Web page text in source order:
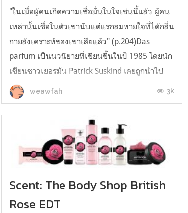
"ในเมื่อผู้คนเกิดความเชื่อมั่นในใจเช่นนี้แล้ว ผู้คน
เหล่านั้นเชื่อในตัวเขานับแต่แรกลมหายใจที่ได้กลิ่น
กายสังเคราะห์ของเขาเสียแล้ว" (p.204)Das
parfum เป็นนวนิยายที่เขียนขึ้นในปี 1985 โดยนัก
เขียนชาวเยอรมัน Patrick Suskind เคยถูกนำไป
สร้างเป็นภาพยนตร์ เรื่อง Perfume (น้ำหอมมนุษย์)
โดยส่วนตัวไม่เคยรู้จักเ...
weawfah 3k
Scent: The Body Shop British
Rose EDT